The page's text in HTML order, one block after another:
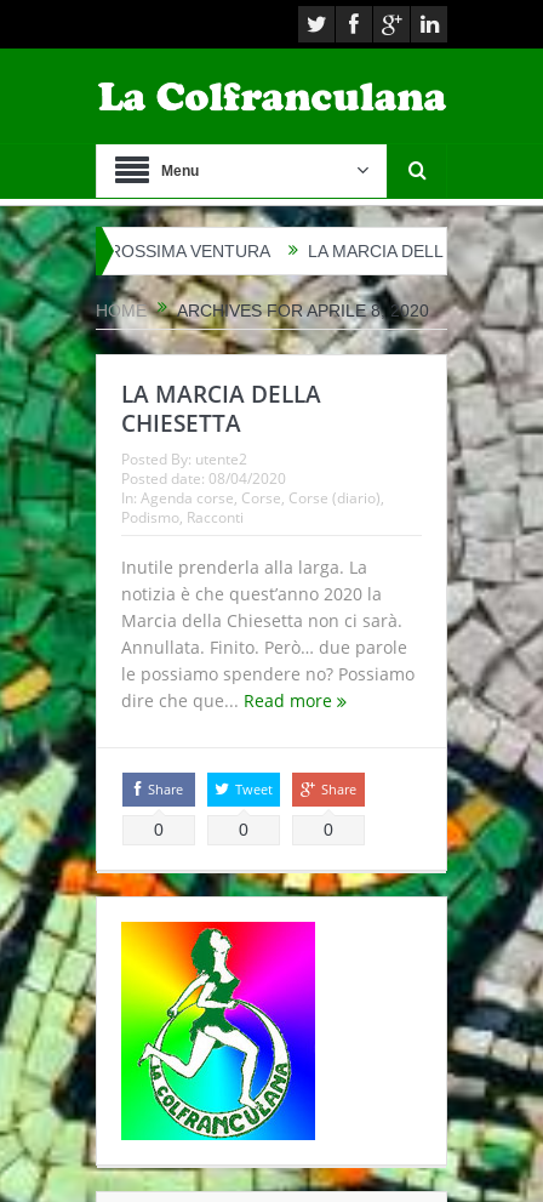
Menu
PROSSIMA VENTURA LA MARCIA DELLA CHIESETTA
HOME ARCHIVES FOR APRILE 8, 2020
LA MARCIA DELLA
CHIESETTA
Posted By: utente2
Posted date: 08/04/2020
In: Agenda corse, Corse, Corse (diario),
Podismo, Racconti
Inutile prenderla alla larga. La
notizia è che quest’anno 2020 la
Marcia della Chiesetta non ci sarà.
Annullata. Finito. Però… due parole
le possiamo spendere no? Possiamo
dire che que... Read more
Share
0
Tweet
0
Share
0